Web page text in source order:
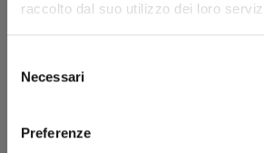
raccolto dal suo utilizzo dei loro
delNecessari
Preferenze